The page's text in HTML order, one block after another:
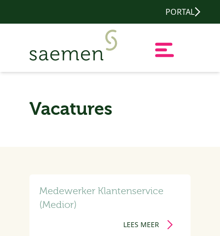
PORTAL
Vacatures
Medewerker Klantenservice
(Medior)
LEES MEER